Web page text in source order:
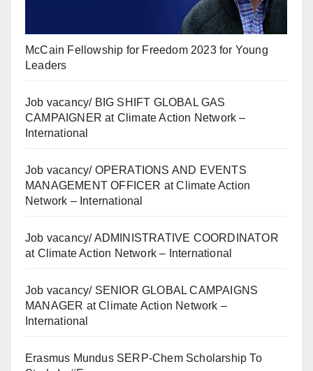
McCain Fellowship for Freedom 2023 for Young
Leaders
Job vacancy/ BIG SHIFT GLOBAL GAS
CAMPAIGNER at Climate Action Network –
International
Job vacancy/ OPERATIONS AND EVENTS
MANAGEMENT OFFICER at Climate Action
Network – International
Job vacancy/ ADMINISTRATIVE COORDINATOR
at Climate Action Network – International
Job vacancy/ SENIOR GLOBAL CAMPAIGNS
MANAGER at Climate Action Network –
International
Erasmus Mundus SERP-Chem Scholarship To